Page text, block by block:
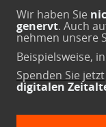
Wir haben Sie
genervt. Auch
nehmen unsere
Beispielsweise,
Spenden Sie jetzt
digitalen